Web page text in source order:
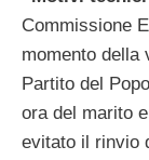
Commissione
momento della
Partito del
ora del marito
evitato il rinvio